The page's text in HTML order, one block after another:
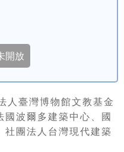
人臺灣博物館文教基金
波爾多建築中心、國
社團法人台灣現代建築